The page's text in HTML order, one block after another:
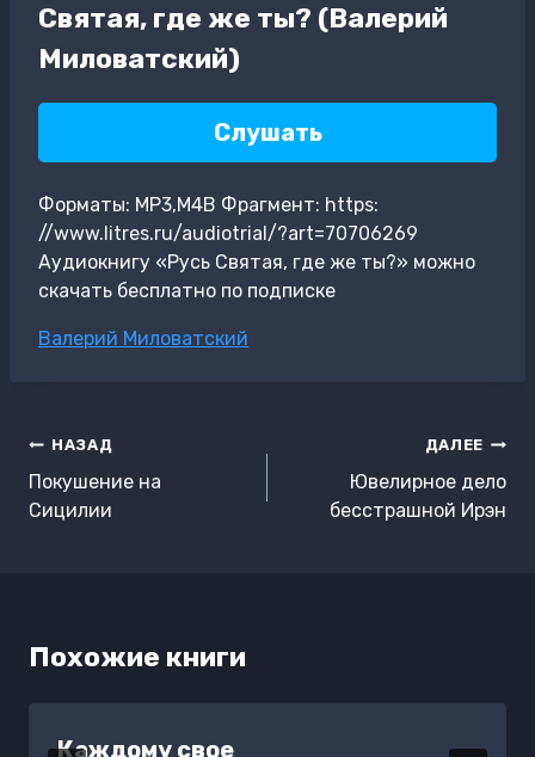
Святая, где же ты? (Валерий
Миловатский)
Слушать
Форматы: MP3,M4B Фрагмент: https:
//www.litres.ru/audiotrial/?art=70706269
Аудиокнигу «Русь Святая, где же ты?» можно
скачать бесплатно по подписке
Метки
Валерий Миловатский
Навигация
по
записям
НАЗАД
Покушение на
Сицилии
ДАЛЕЕ
Ювелирное дело
бесстрашной Ирэн
Похожие книги
Каждому свое